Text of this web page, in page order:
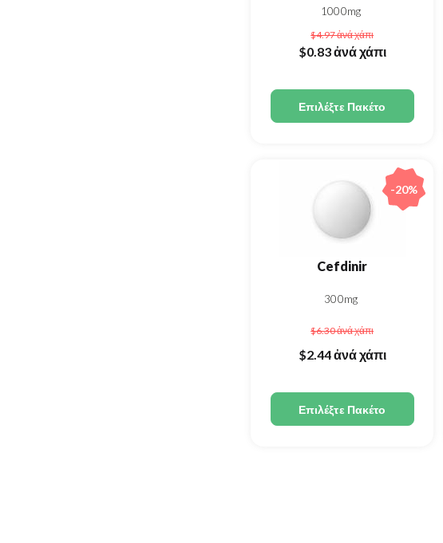
1000mg
$4.97ἀνά χάπι
$0.83ἀνά χάπι
Επιλέξτε Πακέτο
Cefdinir
300mg
$6.30ἀνά χάπι
$2.44ἀνά χάπι
Επιλέξτε Πακέτο
-20%